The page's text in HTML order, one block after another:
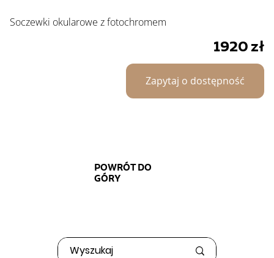
Soczewki okularowe z fotochromem
1920zł
Zapytaj o dostępność
POWRÓT DO
GÓRY